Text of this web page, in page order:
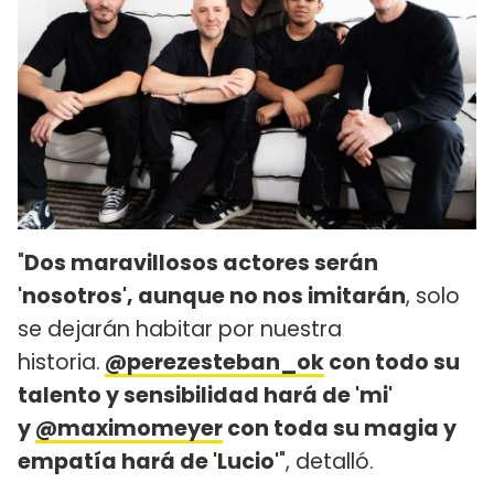
"Dos maravillosos actores serán
'nosotros', aunque no nos imitarán, solo
se dejarán habitar por nuestra
historia. @perezesteban_okcon todo su
talento y sensibilidad hará de 'mi'
y@maximomeyercon toda su magia y
empatía hará de 'Lucio'", detalló.